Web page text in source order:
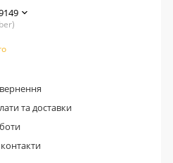
та доставки